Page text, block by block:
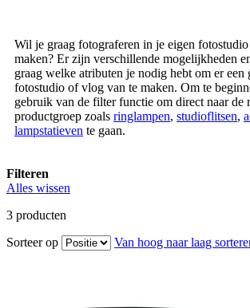
Wil je graag fotograferen in je eigen
maken? Er zijn verschillende mogelijkheden
graag welke atributen je nodig hebt om er een
fotostudio of vlog van te maken. Om te
gebruik van de filter functie om direct naar de
productgroep zoals ringlampen, studioflitsen,
lampstatieven te gaan.
Filteren
Alles wissen
3 producten
Sorteer op
Van hoog naar laag